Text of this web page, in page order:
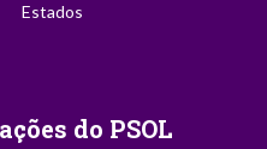
Estados
do PSOL